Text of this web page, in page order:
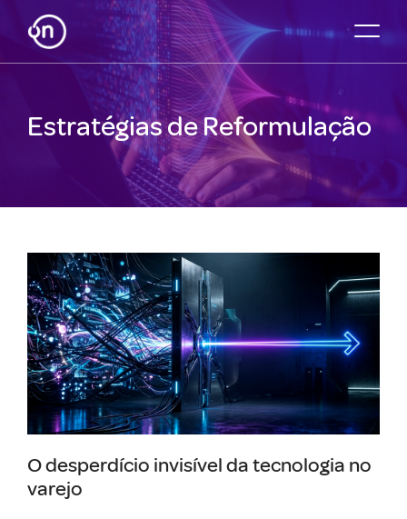
Estratégias de Reformulação
O desperdício invisível da tecnologia no
varejo